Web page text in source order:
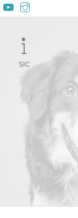
Facebook
YouTube
SIC